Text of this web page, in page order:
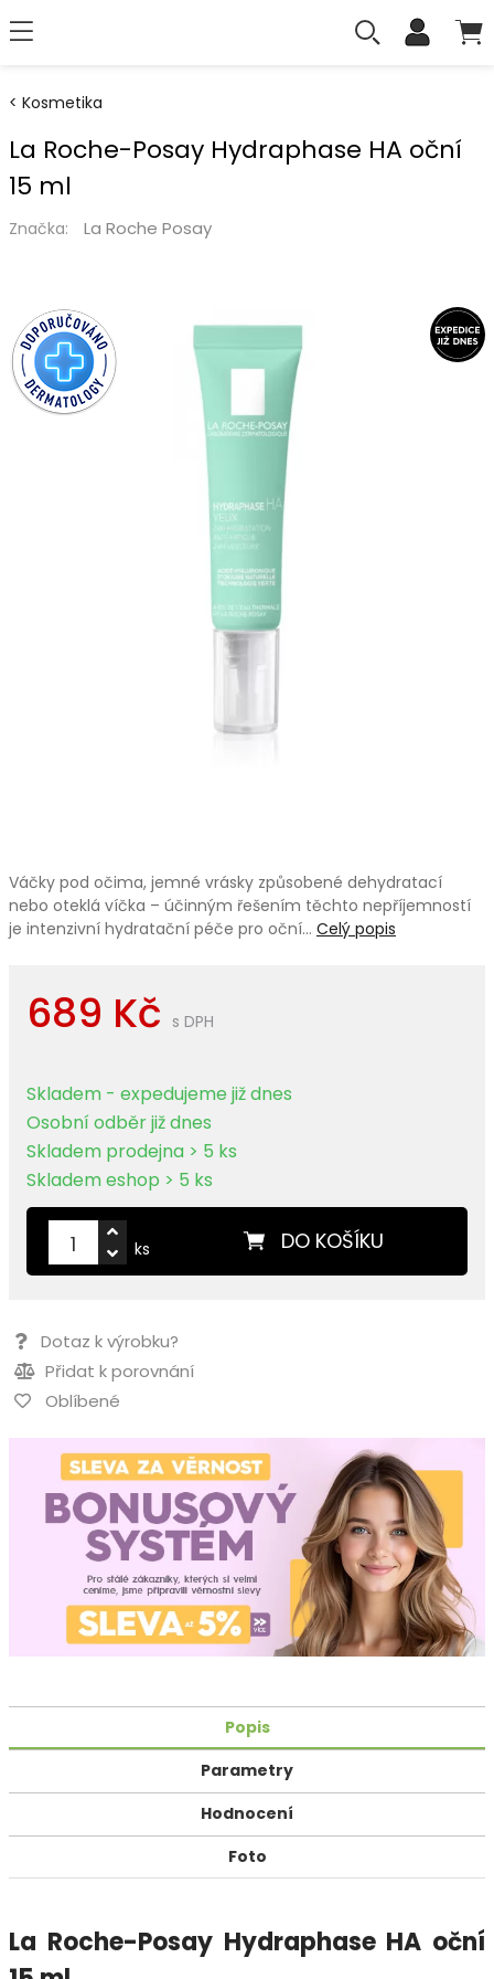
Kosmetika
La Roche-Posay Hydraphase HA oční
15 ml
Značka: La Roche Posay
Váčky pod očima, jemné vrásky způsobené dehydratací
nebo oteklá víčka – účinným řešením těchto nepříjemností
je intenzivní hydratační péče pro oční… Celý popis
689 Kč s DPH
Skladem - expedujeme již dnes
Osobní odběr již dnes
Skladem prodejna > 5 ks
Skladem eshop > 5 ks
DO KOŠÍKU
ks
Dotaz k výrobku?
Přidat k porovnání
Oblíbené
Popis
Parametry
Hodnocení
Foto
La Roche-Posay Hydraphase HA oční